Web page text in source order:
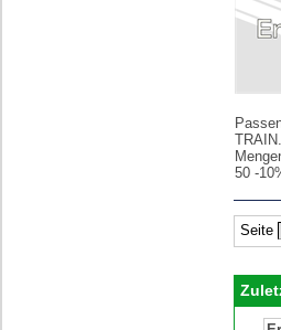
50 -
Seite